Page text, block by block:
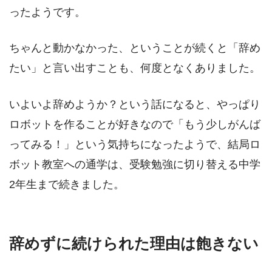
ったようです。
ちゃんと動かなかった、ということが続くと「辞め
たい」と言い出すことも、何度となくありました。
いよいよ辞めようか？という話になると、やっぱり
ロボットを作ることが好きなので「もう少しがんば
ってみる！」という気持ちになったようで、結局ロ
ボット教室への通学は、受験勉強に切り替える中学
2年生まで続きました。
辞めずに続けられた理由は飽きない